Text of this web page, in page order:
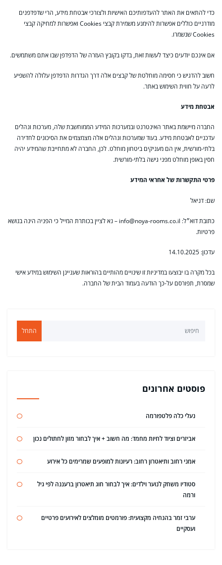
כדי להתאים את האתר להעדפותיכם האישיות ולצורכי אבטחת מידע, הרי שדפדפנים
מודרניים כוללים אפשרות להימנע משמירת קבצי Cookies ואפשרות למחיקה קבצי
Cookies שנשמרו.
אם אינכם יודעים כיצד לעשות זאת, בדקו בקובץ העזרה של הדפדפן שבו אתם משתמשים.
חשוב להדגיש כי חסימה מוחלטת של קבצים אלה דרך הגדרות הדפדפן עלולה להשפיע
לרעה על חווית השימוש באתר.
אבטחת מידע
החברה מיישמת באתר האינטרנט ובמערכות המידע הממוחשבת שלה, מערכות ונהלים
עדכניים לאבטחת מידע. בעוד שמערכות ונהלים אלה מצמצמים את הסיכונים לחדירה
בלתי-מורשית, אין הם מעניקים ביטחון מוחלט. לכן, החברה לא מתחייבת שהמידע יהיה
חסין באופן מוחלט מפני גישה בלתי-מורשית.
פרטי התקשרות של אחראי המידע
שם: דניאל
כתובת דוא״ל: info@noya-rooms.co.il – נא לציין בכותרת המייל כי הפניה הינה בנושא
פרטיות.
עדכון: 14.10.2025
בכל מקרה בו יבוצעו במדיניות זו שינויים מהותיים בהוראות שעניינן השימוש במידע אישי
שמסרת, תפורסם על-כך הודעה בעמוד הבית של החברה.
התחל
פוסטים אחרונים
נעלי כלה פלטפורמה
אביזרים וציוד לחיות מחמד: מה חשוב + איך לבחור מזון לחתולים נכון
אמני רחוב ותיאטרון רחוב: רעיונות למופעים שמרימים כל אירוע
סטודיו משחק לנוער וילדים: איך לבחור חוג תיאטרון ברעננה לפי גיל
ורמה
ערבי זמר בהנחיה מקצועית: פורמטים מומלצים לאירועים פרטיים
ועסקיים